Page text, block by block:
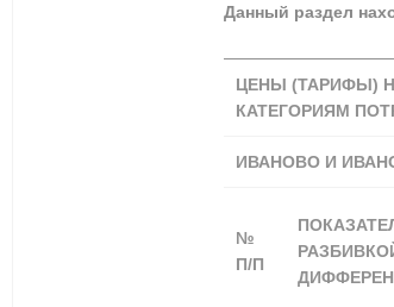
Данный раздел
ЦЕНЫ (ТАРИФЫ)
КАТЕГОРИЯМ
ИВАНОВО И
№
П/П